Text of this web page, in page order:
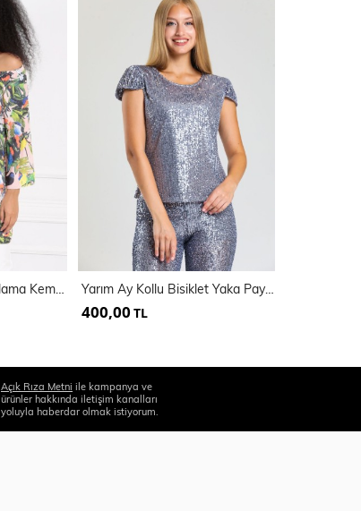
Beli 5 Cm Kumaş Kaplama Kemerli Yaka Lastikli Bluz | Blz32651 Yarım Ay Kollu Bisiklet Yaka Payet Bluz | Blz34157
400,00 TL
Açık Rıza Metni ile kampanya ve
ürünler hakkında iletişim kanalları
yoluyla haberdar olmak istiyorum.